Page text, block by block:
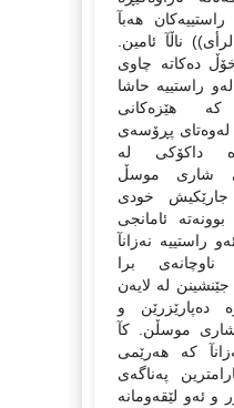
هەبآ
ناڵآ ئامین.
دەكاتە چاوى
راستییە حاشا
هێزەكانى
پڕۆسەى
داكۆكى لە
شارى موسڵ
خودى
ئامانجى
راستییە نەزانآ
برا
جێنشینن لە لایەن
دەپارێزرێن و
شارى موسڵن. كآ
كە هەرێمى
پەناگەى
و ئەو لێقەومانە